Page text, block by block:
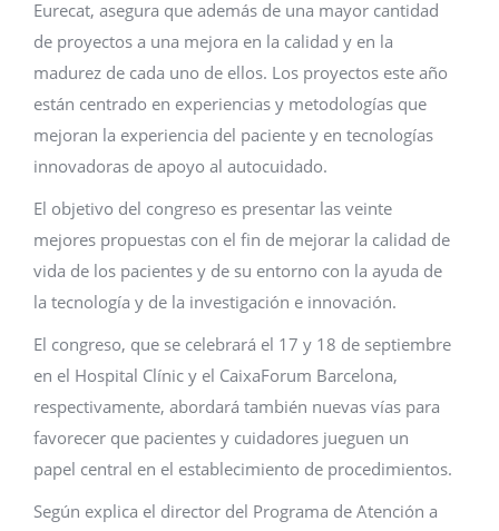
Eurecat, asegura que además de una mayor cantidad
de proyectos a una mejora en la calidad y en la
madurez de cada uno de ellos. Los proyectos este año
están centrado en experiencias y metodologías que
mejoran la experiencia del paciente y en tecnologías
innovadoras de apoyo al autocuidado.
El objetivo del congreso es presentar las veinte
mejores propuestas con el fin de mejorar la calidad de
vida de los pacientes y de su entorno con la ayuda de
la tecnología y de la investigación e innovación.
El congreso, que se celebrará el 17 y 18 de septiembre
en el Hospital Clínic y el CaixaForum Barcelona,
respectivamente, abordará también nuevas vías para
favorecer que pacientes y cuidadores jueguen un
papel central en el establecimiento de procedimientos.
Según explica el director del Programa de Atención a